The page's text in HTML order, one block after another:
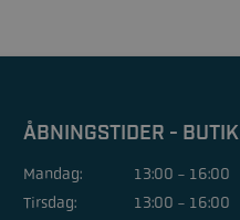
ÅBNINGSTIDER - BUTIK
Mandag:
13:00 - 16:00
Tirsdag:
13:00 - 16:00